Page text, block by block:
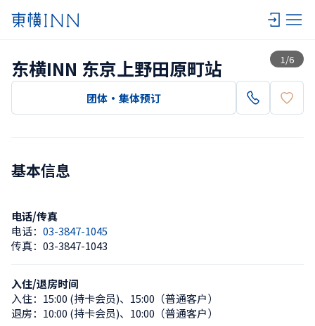
1 /6
查看一览
东横INN 东京上野田原町站
团体・集体预订
基本信息
电话/传真
电话： 03-3847-1045
传真： 03-3847-1043
入住/退房时间
入住： 15:00 (持卡会员)、 15:00（普通客户）
退房： 10:00 (持卡会员)、 10:00（普通客户）